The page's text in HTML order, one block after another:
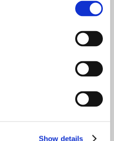
Show details
mõtteviisiga